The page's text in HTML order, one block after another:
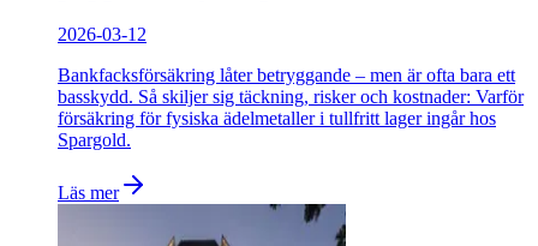
2026-03-12
Bankfacksförsäkring låter betryggande – men är ofta bara ett
basskydd. Så skiljer sig täckning, risker och kostnader: Varför
försäkring för fysiska ädelmetaller i tullfritt lager ingår hos
Spargold.
Läs mer